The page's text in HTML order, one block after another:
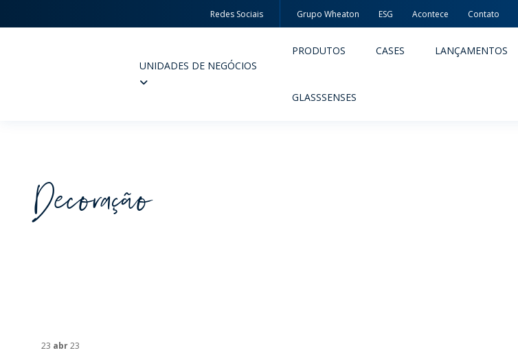
Redes Sociais Grupo Wheaton ESG Acontece Contato
UNIDADES DE NEGÓCIOS
PRODUTOS CASES LANÇAMENTOS
GLASSSENSES
Decoração
23 abr23